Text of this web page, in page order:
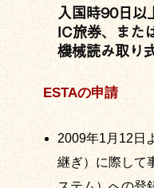
入国時90日以
IC旅券、また
機械読み取り
ESTAの申請
2009年1月12日
継ぎ）に際して